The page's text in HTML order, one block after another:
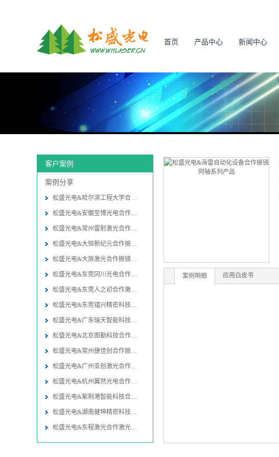
首页 产品中心 新闻中心
客户案例
案例分享
松盛光电&哈尔滨工程大学合作振
松盛光电&安徽至博光电合作振镜
松盛光电&常州雷射激光合作振镜
松盛光电&大恒新纪元合作振镜同
松盛光电&大族激光合作振镜同轴
松盛光电&东莞冈川光电合作振镜
松盛光电&东莞人之初合作激光焊
松盛光电&东莞镭兴精密科技合作
松盛光电&广东瑞天智能科技合作
松盛光电&北京图勤科技合作振镜
松盛光电&常州捷佳创合作振镜同
松盛光电&广州亚创激光合作激光
松盛光电&杭州翼然光电合作激光
松盛光电&紫荆港智能科技合作激
松盛光电&湖南健坤精密科技合作
松盛光电&东程激光合作激光切割
案例明细 应用白皮书